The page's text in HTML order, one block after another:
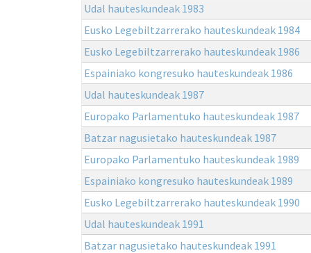
Udal hauteskundeak 1983
Eusko Legebiltzarrerako hauteskundeak 1984
Eusko Legebiltzarrerako hauteskundeak 1986
Espainiako kongresuko hauteskundeak 1986
Udal hauteskundeak 1987
Europako Parlamentuko hauteskundeak 1987
Batzar nagusietako hauteskundeak 1987
Europako Parlamentuko hauteskundeak 1989
Espainiako kongresuko hauteskundeak 1989
Eusko Legebiltzarrerako hauteskundeak 1990
Udal hauteskundeak 1991
Batzar nagusietako hauteskundeak 1991